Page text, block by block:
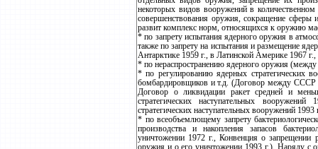
некоторых видов вооружений в
совершенствования оружия, сокращение
развит комплекс норм, относящихся к оружию
* по запрету испытания ядерного оружия в
также по запрету на испытания и размещение
Антарктике 1959 г., в Латинской Америке 1967
* по нераспространению ядерного оружия
* по регулированию ядерных стратегических
бомбардировщиков и т.д. (Договор между СССР
Договор о ликвидации ракет средней и
стратегических наступательных
стратегических наступательных вооружений 1993
* по всеобъемлющему запрету
производства и накопления запасов
уничтожении 1972 г., Конвенция о запрещении
оружия и о его уничтожении 1993 г.). Наряду с